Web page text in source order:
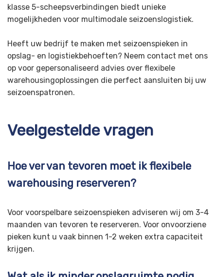
klasse 5-scheepsverbindingen biedt unieke
mogelijkheden voor multimodale seizoenslogistiek.
Heeft uw bedrijf te maken met seizoenspieken in
opslag- en logistiekbehoeften? Neem contact met ons
op voor gepersonaliseerd advies over flexibele
warehousingoplossingen die perfect aansluiten bij uw
seizoenspatronen.
Veelgestelde vragen
Hoe ver van tevoren moet ik flexibele
warehousing reserveren?
Voor voorspelbare seizoenspieken adviseren wij om 3-4
maanden van tevoren te reserveren. Voor onvoorziene
pieken kunt u vaak binnen 1-2 weken extra capaciteit
krijgen.